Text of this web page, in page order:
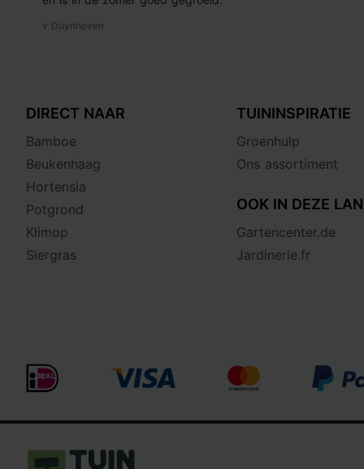
v Duynhoven
DIRECT NAAR
Bamboe
Beukenhaag
Hortensia
Potgrond
Klimop
Siergras
TUININSPIRATIE
Groenhulp
Ons assortiment
OOK IN DEZE
Gartencenter.de
Jardinerie.fr